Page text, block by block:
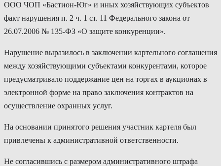
ООО ЧОП «Бастион-Юг» и иных хозяйствующих субъектов
факт нарушения п. 2 ч. 1 ст. 11 Федерального закона от
26.07.2006 № 135-ФЗ «О защите конкуренции».
Нарушение выразилось в заключении картельного соглашения
между хозяйствующими субъектами конкурентами, которое
предусматривало поддержание цен на торгах в аукционах в
электронной форме на право заключения контрактов на
осуществление охранных услуг.
На основании принятого решения участник картеля был
привлечены к административной ответственности.
Не согласившись с размером административного штрафа